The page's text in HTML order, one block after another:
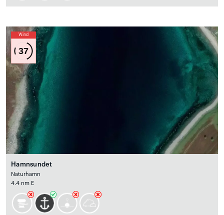
Wind
37
Hamnsundet
Naturhamn
4.4 nm E